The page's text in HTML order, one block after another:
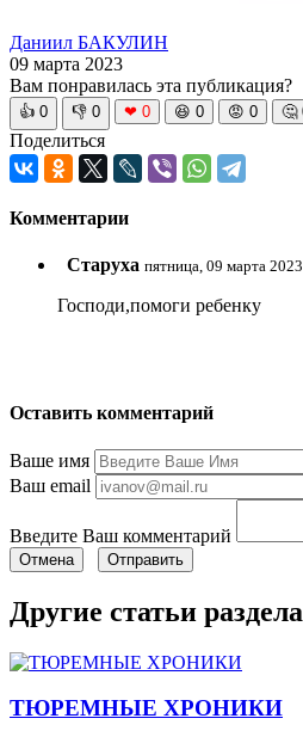
Даниил БАКУЛИН
09 марта 2023
Вам понравилась эта публикация?
👍 0 👎 0 ❤ 0 😆 0 😡 0 🤔
Поделиться
Комментарии
Старуха пятница, 09 марта
Господи,помоги ребенку
Оставить комментарий
Ваше имя
Ваш email
Введите Ваш комментарий
Отмена Отправить
Другие статьи
ТЮРЕМНЫЕ ХРОНИКИ